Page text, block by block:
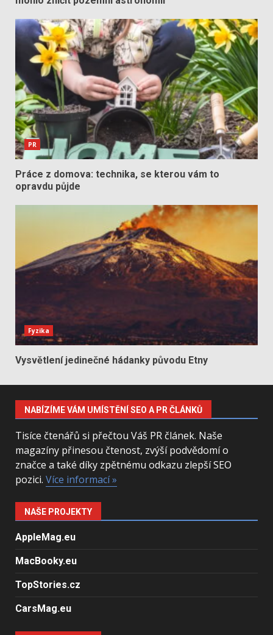
PR
Práce z domova: technika, se kterou vám to
opravdu půjde
Fyzika
Vysvětlení jedinečné hádanky původu Etny
NABÍZÍME VÁM UMÍSTĚNÍ SEO A PR ČLÁNKŮ
Tisíce čtenářů si přečtou Váš PR článek. Naše
magazíny přinesou čtenost, zvýší podvědomí o
značce a také díky zpětnému odkazu zlepší SEO
pozici. Více informací »
NAŠE PROJEKTY
AppleMag.eu
MacBooky.eu
TopStories.cz
CarsMag.eu